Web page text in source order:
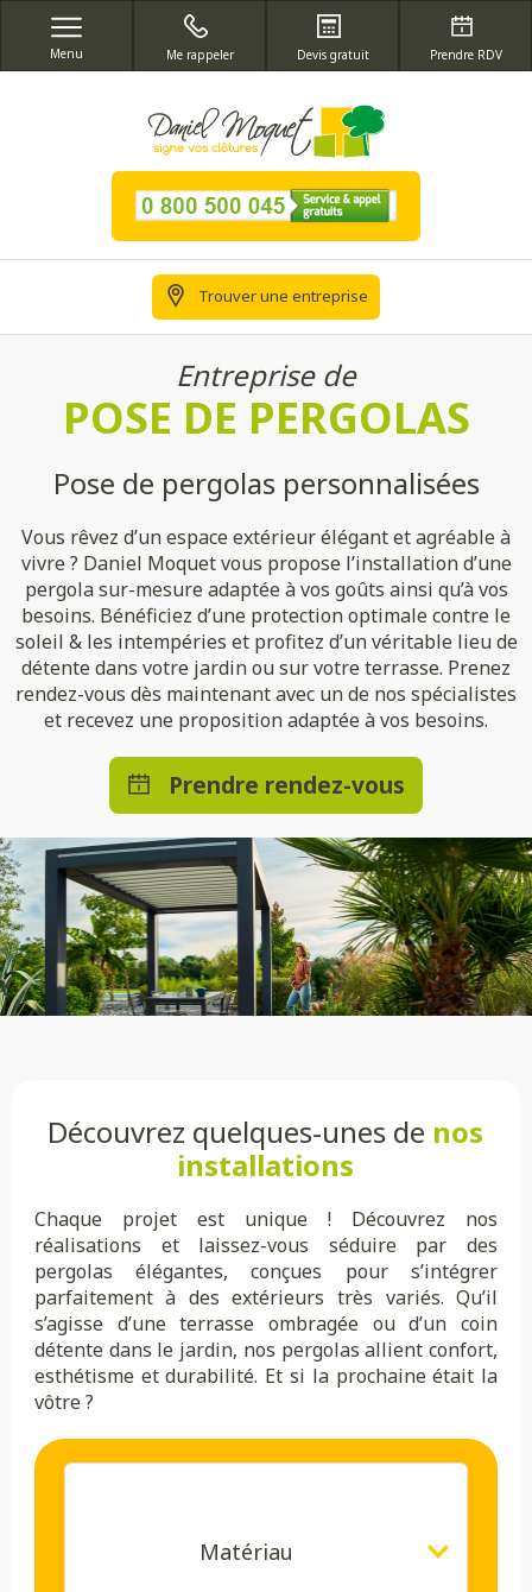
Menu Me rappeler Devis gratuit Prendre RDV
Trouver une entreprise
Entreprise de
POSE DE PERGOLAS
Pose de pergolas personnalisées
Vous rêvez d’un espace extérieur élégant et agréable à
vivre ? Daniel Moquet vous propose l’installation d’une
pergola sur-mesure adaptée à vos goûts ainsi qu’à vos
besoins. Bénéficiez d’une protection optimale contre le
soleil & les intempéries et profitez d’un véritable lieu de
détente dans votre jardin ou sur votre terrasse. Prenez
rendez-vous dès maintenant avec un de nos spécialistes
et recevez une proposition adaptée à vos besoins.
Prendre rendez-vous
Découvrez quelques-unes de nos
installations
Chaque projet est unique ! Découvrez nos
réalisations et laissez-vous séduire par des
pergolas élégantes, conçues pour s’intégrer
parfaitement à des extérieurs très variés. Qu’il
s’agisse d’une terrasse ombragée ou d’un coin
détente dans le jardin, nos pergolas allient confort,
esthétisme et durabilité. Et si la prochaine était la
vôtre ?
Matériau